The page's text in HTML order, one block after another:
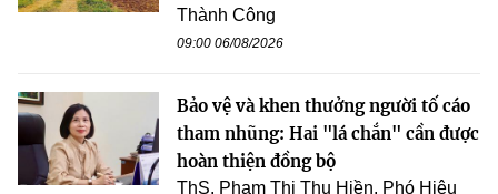
Thành Công
09:00 06/08/2026
Bảo vệ và khen thưởng người tố cáo
tham nhũng: Hai "lá chắn" cần được
hoàn thiện đồng bộ
ThS. Phạm Thị Thu Hiền, Phó Hiệu